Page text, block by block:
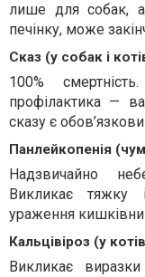
лише для собак,
печінку, може
Сказ (у собак і
100%
профілактика —
сказу є
Панлейкопенія
Надзвичайно
Викликає тяжку
ураження
Кальцівіроз (у
Викликає